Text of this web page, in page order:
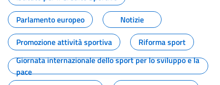
Parlamento europeo
Notizie
Promozione attività sportiva
Riforma sport
Giornata internazionale dello sport per lo sviluppo e la
pace